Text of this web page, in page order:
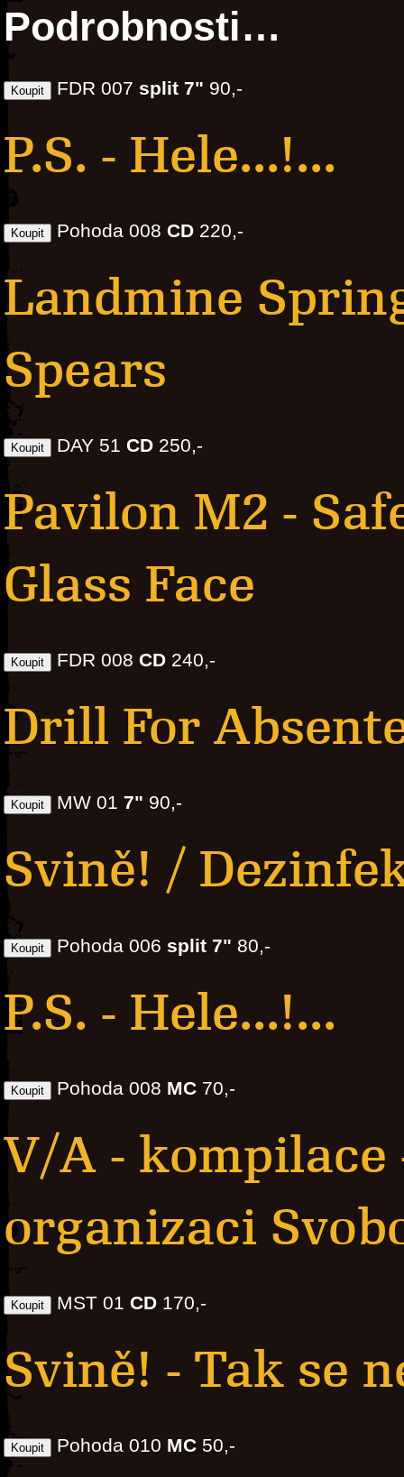
Podrobnosti…
FDR 007 split 7" 90,-
P.S. - Hele...!...
Pohoda 008 CD 220,-
Landmine
Spears
DAY 51 CD 250,-
Pavilon M2 -
Glass Face
FDR 008 CD 240,-
Drill For
MW 01 7" 90,-
Svině! /
Pohoda 006 split 7" 80,-
P.S. - Hele...!...
Pohoda 008 MC 70,-
V/A - kompilace
organizaci
MST 01 CD 170,-
Svině! - Tak se
Pohoda 010 MC 50,-